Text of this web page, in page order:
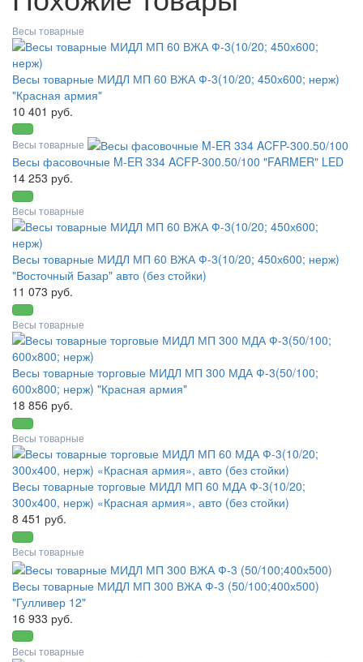
Весы товарные
Весы товарные МИДЛ МП 60 ВЖА Ф-3(10/20; 450х600; нерж)
"Красная армия"
10 401 руб.
Весы товарные
Весы фасовочные M-ER 334 ACFP-300.50/100 "FARMER" LED
14 253 руб.
Весы товарные
Весы товарные МИДЛ МП 60 ВЖА Ф-3(10/20; 450х600; нерж)
"Восточный Базар" авто (без стойки)
11 073 руб.
Весы товарные
Весы товарные торговые МИДЛ МП 300 МДА Ф-3(50/100;
600х800; нерж) "Красная армия"
18 856 руб.
Весы товарные
Весы товарные торговые МИДЛ МП 60 МДА Ф-3(10/20;
300х400, нерж) «Красная армия», авто (без стойки)
8 451 руб.
Весы товарные
Весы товарные МИДЛ МП 300 ВЖА Ф-3 (50/100;400х500)
"Гулливер 12"
16 933 руб.
Весы товарные